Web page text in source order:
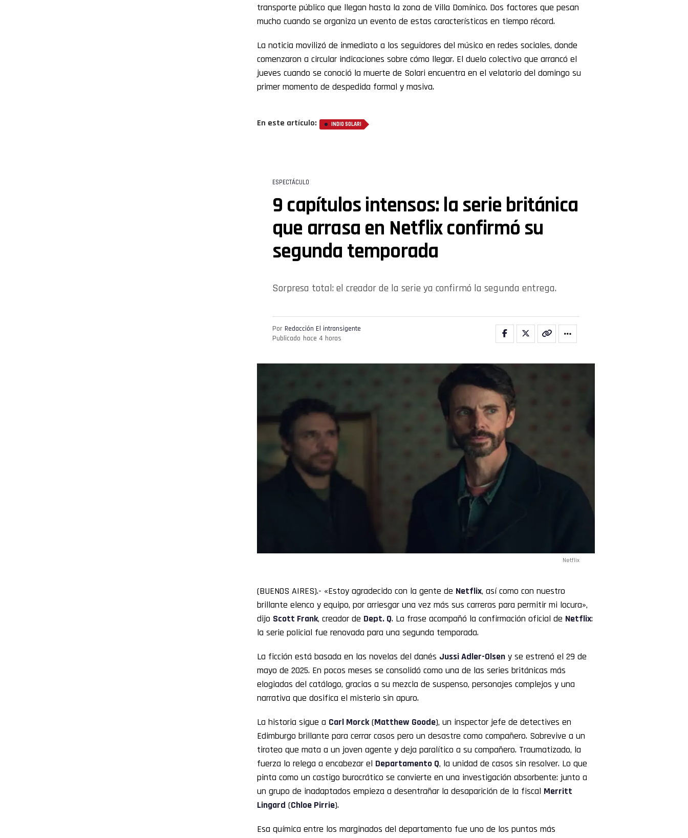
transporte público que llegan hasta la zona de Villa Domínico. Dos factores que pesan
mucho cuando se organiza un evento de estas características en tiempo récord.
La noticia movilizó de inmediato a los seguidores del músico en redes sociales, donde
comenzaron a circular indicaciones sobre cómo llegar. El duelo colectivo que arrancó el
jueves cuando se conoció la muerte de Solari encuentra en el velatorio del domingo su
primer momento de despedida formal y masiva.
En este artículo: INDIO SOLARI
ESPECTÁCULO
9 capítulos intensos: la serie británica
que arrasa en Netflix confirmó su
segunda temporada
Sorpresa total: el creador de la serie ya confirmó la segunda entrega.
Por Redacción El intransigente
Publicado hace 4 horas
Netflix
(BUENOS AIRES).- «Estoy agradecido con la gente de Netflix, así como con nuestro
brillante elenco y equipo, por arriesgar una vez más sus carreras para permitir mi locura»,
dijo Scott Frank, creador de Dept. Q. La frase acompañó la confirmación oficial de Netflix:
la serie policial fue renovada para una segunda temporada.
La ficción está basada en las novelas del danés Jussi Adler-Olsen y se estrenó el 29 de
mayo de 2025. En pocos meses se consolidó como una de las series británicas más
elogiadas del catálogo, gracias a su mezcla de suspenso, personajes complejos y una
narrativa que dosifica el misterio sin apuro.
La historia sigue a Carl Morck(Matthew Goode), un inspector jefe de detectives en
Edimburgo brillante para cerrar casos pero un desastre como compañero. Sobrevive a un
tiroteo que mata a un joven agente y deja paralítico a su compañero. Traumatizado, la
fuerza lo relega a encabezar el Departamento Q, la unidad de casos sin resolver. Lo que
pinta como un castigo burocrático se convierte en una investigación absorbente: junto a
un grupo de inadaptados empieza a desentrañar la desaparición de la fiscal Merritt
Lingard (Chloe Pirrie).
Esa química entre los marginados del departamento fue uno de los puntos más